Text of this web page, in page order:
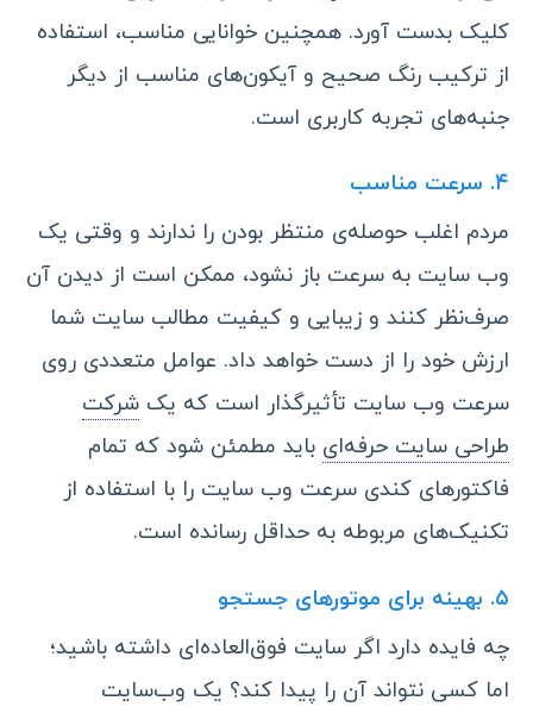
کلیک بدست آورد. همچنین خوانایی مناسب، استفاده
از ترکیب رنگ صحیح و آیکون‌های مناسب از دیگر
جنبه‌های تجربه کاربری است.
۴. سرعت مناسب
مردم اغلب حوصله‌ی منتظر بودن را ندارند و وقتی یک
وب‌ سایت به سرعت باز نشود، ممکن است از دیدن آن
صرف‌نظر کنند و زیبایی و کیفیت مطالب سایت شما
ارزش خود را از دست خواهد داد. عوامل متعددی روی
سرعت وب‌ سایت تأثیرگذار است که یک شرکت
طراحی سایت حرفه‌ای باید مطمئن شود که تمام
فاکتورهای کندی سرعت وب‌ سایت را با استفاده از
تکنیک‌های مربوطه به حداقل رسانده است.
۵. بهینه برای موتورهای جستجو
چه فایده دارد اگر سایت فوق‌العاده‌ای داشته باشید؛
اما کسی نتواند آن را پیدا کند؟ یک وب‌سایت